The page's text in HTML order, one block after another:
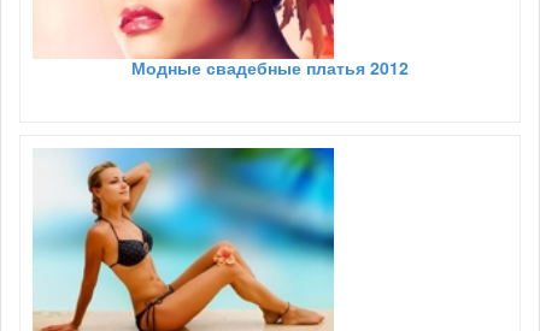
Модные свадебные платья 2012